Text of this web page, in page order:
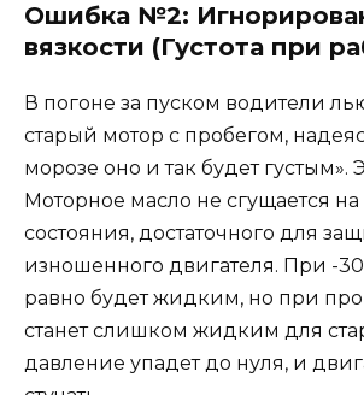
Ошибка №2:
вязкости (Густота при
В погоне за пуском водители
старый мотор с пробегом,
морозе оно и так будет густым».
Моторное масло не сгущается
состояния, достаточного для
изношенного двигателя. При -
равно будет жидким, но при
станет слишком жидким для
давление упадет до нуля, и